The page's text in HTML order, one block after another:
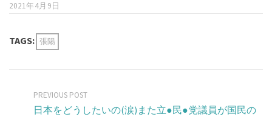
2021年4月9日
TAGS: 張陽
PREVIOUS POST
日本をどうしたいの(涙)また立●民●党議員が国民の